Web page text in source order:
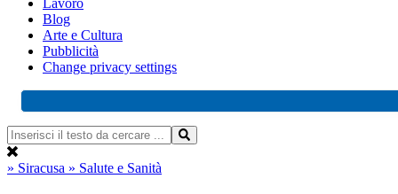
Lavoro
Blog
Arte e Cultura
Pubblicità
Change privacy settings
» Siracusa » Salute e Sanità